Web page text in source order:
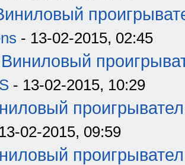
- 13-02-2015, 02:45
- 13-02-2015, 10:29
02-2015, 09:59